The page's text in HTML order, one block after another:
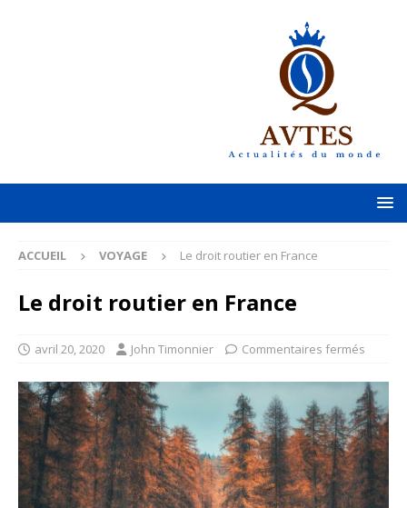
ACCUEIL VOYAGE Le droit routier en France
Le droit routier en France
avril 20, 2020 John Timonnier Commentaires fermés